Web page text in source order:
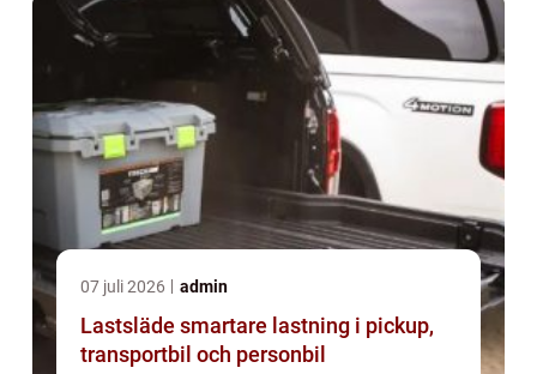
07 juli 2026 admin
Lastsläde smartare lastning i pickup,
transportbil och personbil